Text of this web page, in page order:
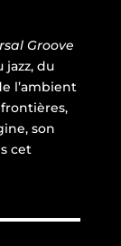
Groove
jazz, du
l’ambient
son
cet